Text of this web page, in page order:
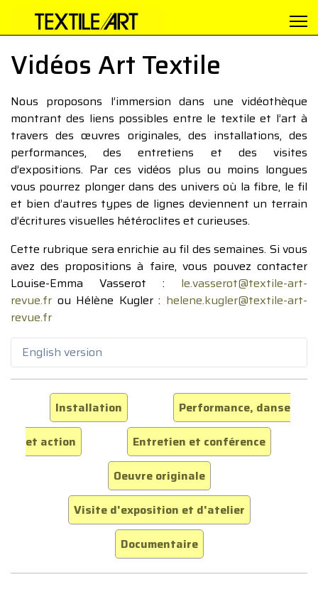
Vidéos Art Textile
Nous proposons l’immersion dans une vidéothèque
montrant des liens possibles entre le textile et l’art à
travers des œuvres originales, des installations, des
performances, des entretiens et des visites
d’expositions. Par ces vidéos plus ou moins longues
vous pourrez plonger dans des univers où la fibre, le fil
et bien d’autres types de lignes deviennent un terrain
d’écritures visuelles hétéroclites et curieuses.
Cette rubrique sera enrichie au fil des semaines. Si vous
avez des propositions à faire, vous pouvez contacter
Louise-Emma Vasserot : le.vasserot@textile-art-
revue.fr ou Hélène Kugler : helene.kugler@textile-art-
revue.fr
English version
Installation
Performance, danse
et action
Entretien et conférence
Oeuvre originale
Visite d'exposition et d'atelier
Documentaire